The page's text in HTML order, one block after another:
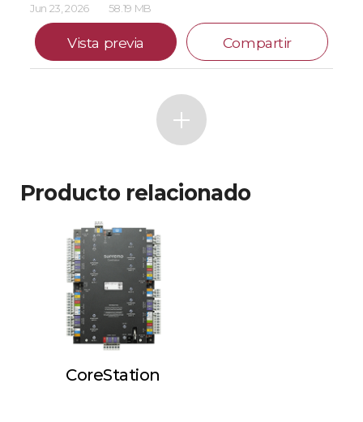
Jun 23, 2026 58.19 MB
Vista previa Compartir
Producto relacionado
CoreStation